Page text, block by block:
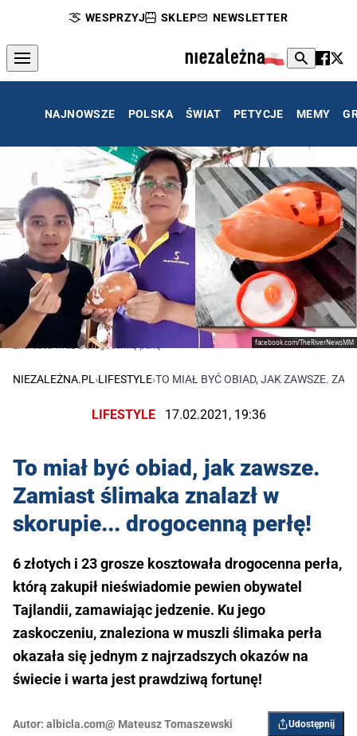
WESPRZYJ SKLEP NEWSLETTER
NAJNOWSZE POLSKA ŚWIAT PETYCJE MEMY
facebook.com/TheRiverNewsMM
Znalazca wraz z drogocenną perłą
NIEZALEŻNA.PL ›LIFESTYLE›TO MIAŁ BYĆ OBIAD, JAK ZAWSZE.
LIFESTYLE 17.02.2021, 19:36
To miał być obiad, jak zawsze.
Zamiast ślimaka znalazł w
skorupie... drogocenną perłę!
6 złotych i 23 grosze kosztowała drogocenna perła,
którą zakupił nieświadomie pewien obywatel
Tajlandii, zamawiając jedzenie. Ku jego
zaskoczeniu, znaleziona w muszli ślimaka perła
okazała się jednym z najrzadszych okazów na
świecie i warta jest prawdziwą fortunę!
Autor: albicla.com@ Mateusz Tomaszewski Udostępnij